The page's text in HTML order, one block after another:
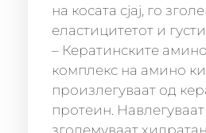
на косата сјај, го
еластицитетот и
– Кератинските
комплекс на амино
произлегуваат од
протеин.